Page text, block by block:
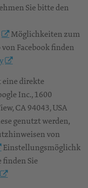
Sie bitte den
Möglichkeiten zum
Facebook finden
eine direkte
Inc., 1600
CA 94043, USA
genutzt werden,
von
Einstellungsmöglichk
Sie